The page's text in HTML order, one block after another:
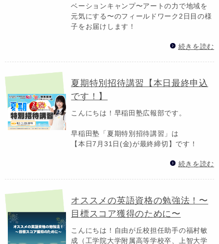
ベーションキャンプ〜アートの力で地域を
元気にする〜のフィールドワーク2日目の様
子をお届けします！
続きを読む
夏期特別招待講習【本日最終申込
です！】
こんにちは！早稲田塾広報部です。
早稲田塾「夏期特別招待講習」は
【本日7月31日(金)が最終締切】です！
続きを読む
オススメの英語資格の勉強法！〜
目標スコア獲得のために〜
こんにちは！自由が丘校担任助手の福村敏
成（工学院大学附属高等学校卒、上智大学